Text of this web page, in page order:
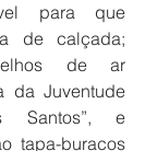
para que
de calçada;
de ar
da Juventude
Santos”, e
tapa-buracos